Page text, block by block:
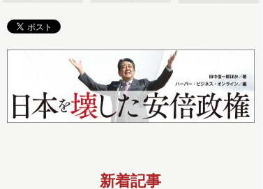
新着記事